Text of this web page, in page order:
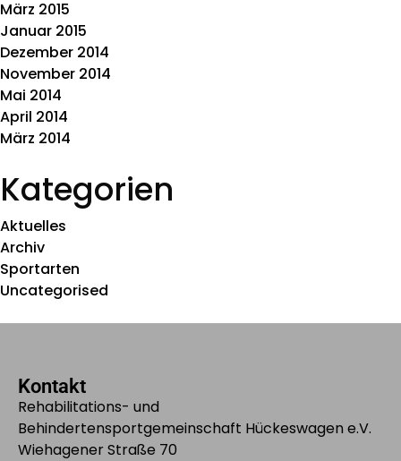
März 2015
Januar 2015
Dezember 2014
November 2014
Mai 2014
April 2014
März 2014
Kategorien
Aktuelles
Archiv
Sportarten
Uncategorised
Kontakt
Rehabilitations- und
Behindertensportgemeinschaft Hückeswagen e.V.
Wiehagener Straße 70